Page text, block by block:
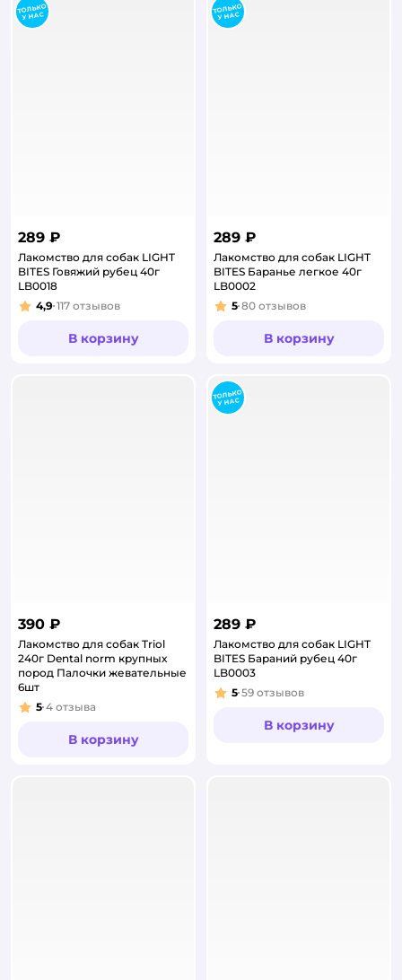
289 ₽
Лакомство для собак LIGHT
BITES Говяжий рубец 40г
LB0018
Рейтинг:
4,9 117 отзывов
В корзину
289 ₽
Лакомство для собак LIGHT
BITES Баранье легкое 40г
LB0002
Рейтинг:
5 80 отзывов
В корзину
390 ₽
Лакомство для собак Triol
240г Dental norm крупных
пород Палочки жевательные
6шт
Рейтинг:
5 4 отзыва
В корзину
289 ₽
Лакомство для собак LIGHT
BITES Бараний рубец 40г
LB0003
Рейтинг:
5 59 отзывов
В корзину